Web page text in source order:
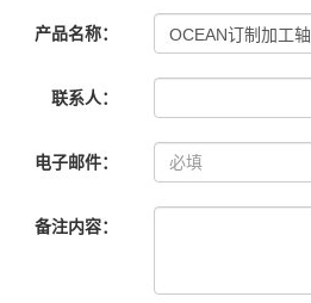
产品名称：
联系人：
电子邮件：
备注内容：